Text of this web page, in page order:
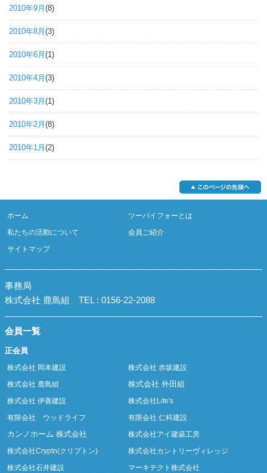
2010年9月 (8)
2010年8月 (3)
2010年6月 (1)
2010年4月 (3)
2010年3月 (1)
2010年2月 (8)
2010年1月 (2)
ホーム
ツーバイフォーとは
私たちの活動について
会員ご紹介
サイトマップ
事務局
株式会社 鹿島組
TEL : 0156-22-2088
会員一覧
正会員
株式会社 岡本建設
株式会社 赤坂建設
株式会社 鹿島組
株式会社 外田組
株式会社 伊善建設
株式会社Life's
有限会社 ウッドライフ
有限会社 仁科建設
カンノホーム 株式会社
株式会社アイ建築工房
株式会社Cryptn(クリプトン)
株式会社カントリーヴィレッジ
株式会社石井建設
マーキテクト株式会社